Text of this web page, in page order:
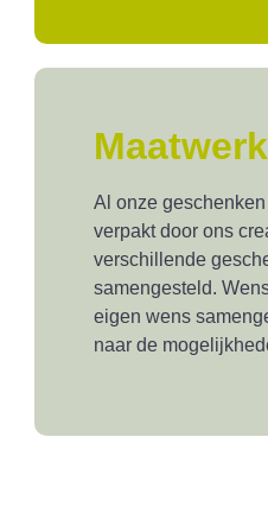
Maatwerk
Al onze
verpakt door ons
verschillende
samengesteld.
eigen wens
naar de